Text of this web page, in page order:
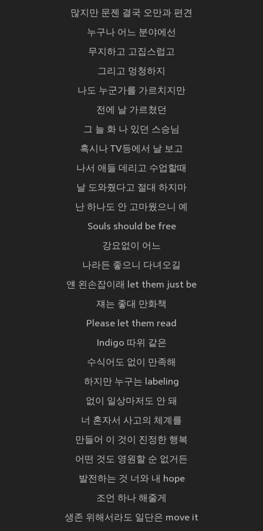
많지만 문젠 결국 오만과 편견
누구나 어느 분야에선
무지하고 고집스럽고
그리고 멍청하지
나도 누군가를 가르치지만
전에 날 가르쳤던
그 늘 화 나 있던 스승님
혹시나 TV등에서 날 보고
나서 애들 데리고 수업할때
날 도와줬다고 절대 하지마
난 하나도 안 고마웠으니 예
Souls should be free
강요없이 어느
나라든 좋으니 다녀오길
얜 왼손잡이래 let them just be
쟤는 좋대 만화책
Please let them read
Indigo 따위 같은
수식어도 없이 만족해
하지만 누구는 labeling
없이 일상마저도 안 돼
너 혼자서 사고의 체계를
만들어 이 것이 진정한 행복
어떤 것도 영원할 순 없거든
발전하는 것 너와 내 hope
조언 하나 해줄게
생존 위해서라도 일단은 move it